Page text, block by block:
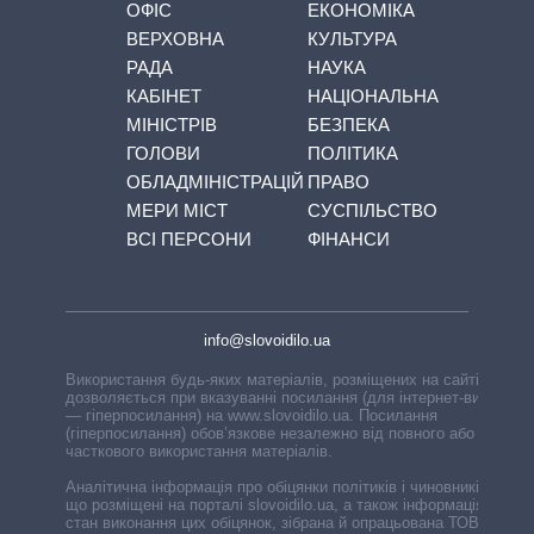
ОФІС
ВЕРХОВНА
РАДА
КАБІНЕТ
МІНІСТРІВ
ГОЛОВИ
ОБЛАДМІНІСТРАЦІЙ
МЕРИ МІСТ
ВСІ ПЕРСОНИ
ЕКОНОМІКА
КУЛЬТУРА
НАУКА
НАЦІОНАЛЬНА
БЕЗПЕКА
ПОЛІТИКА
ПРАВО
СУСПІЛЬСТВО
ФІНАНСИ
info@slovoidilo.ua
Використання будь-яких матеріалів, розміщених на сайті,
дозволяється при вказуванні посилання (для інтернет-видань
— гіперпосилання) на www.slovoidilo.ua. Посилання
(гіперпосилання) обов’язкове незалежно від повного або
часткового використання матеріалів.
Аналітична інформація про обіцянки політиків і чиновників,
що розміщені на порталі slovoidilo.ua, а також інформація про
стан виконання цих обіцянок, зібрана й опрацьована ТОВ «ІА